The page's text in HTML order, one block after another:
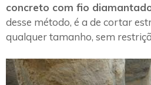
concreto com fio
desse método, é a de cortar
qualquer tamanho, sem